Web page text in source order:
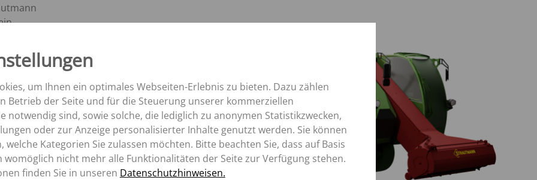
um Ihnen ein optimales Webseiten-Erlebnis zu bieten. Dazu zählen
Betrieb der Seite und für die Steuerung unserer kommerziellen
notwendig sind, sowie solche, die lediglich zu anonymen Statistikzwecken,
oder zur Anzeige personalisierter Inhalte genutzt werden. Sie können
welche Kategorien Sie zulassen möchten. Bitte beachten Sie, dass auf Basis
womöglich nicht mehr alle Funktionalitäten der Seite zur Verfügung stehen.
finden Sie in unseren Datenschutzhinweisen.
der
die